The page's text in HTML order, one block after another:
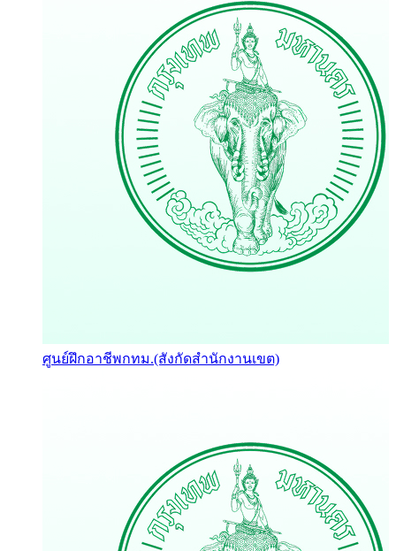
ศูนย์ฝึกอาชีพกทม.(สังกัดสำนักงานเขต)